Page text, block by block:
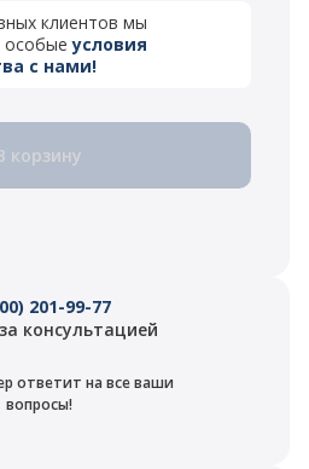
клиентов мы
особыеусловия
с нами!
корзину
201-99-77
консультацией
ответит на все ваши
вопросы!